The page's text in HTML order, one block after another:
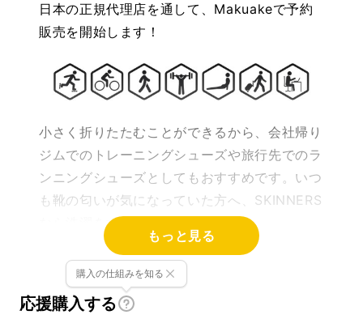
日本の正規代理店を通して、Makuakeで予約
販売を開始します！
小さく折りたたむことができるから、会社帰り
ジムでのトレーニングシューズや旅行先でのラ
ンニングシューズとしてもおすすめです。いつ
も靴の匂いが気になっていた方へ、SKINNERS
なら洗濯をすることもできます！
もっと見る
応援購入する
購入の仕組みを知る